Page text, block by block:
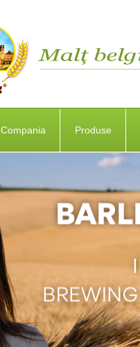
Compania Produse